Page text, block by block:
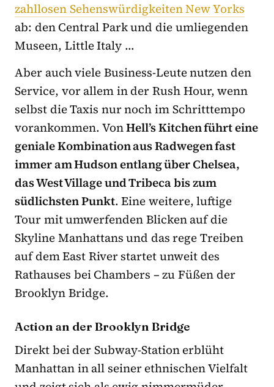
zahllosen Sehenswürdigkeiten New Yorks
ab: den Central Park und die umliegenden
Museen, Little Italy …
Aber auch viele Business-Leute nutzen den
Service, vor allem in der Rush Hour, wenn
selbst die Taxis nur noch im Schritttempo
vorankommen. VonHell’s Kitchen führt eine
geniale Kombination aus Radwegen fast
immer am Hudson entlang über Chelsea,
das West Village und Tribeca bis zum
südlichsten Punkt. Eine weitere, luftige
Tour mit umwerfenden Blicken auf die
Skyline Manhattans und das rege Treiben
auf dem East River startet unweit des
Rathauses bei Chambers – zu Füßen der
Brooklyn Bridge.
Action an der Brooklyn Bridge
Direkt bei der Subway-Station erblüht
Manhattan in all seiner ethnischen Vielfalt